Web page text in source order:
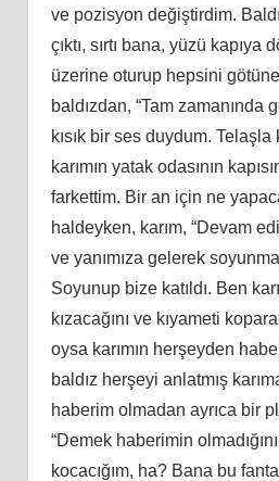
ve pozisyon değiştirdim.
çıktı, sırtı bana, yüzü kapıya
üzerine oturup hepsini
baldızdan, “Tam zamanında
kısık bir ses duydum. Telaşla
karımın yatak odasının
farkettim. Bir an için ne
haldeyken, karım, “Devam
ve yanımıza gelerek
Soyunup bize katıldı. Ben
kızacağını ve kıyameti
oysa karımın herşeyden
baldız herşeyi anlatmış
haberim olmadan ayrıca bir
“Demek haberimin
kocacığım, ha? Bana bu